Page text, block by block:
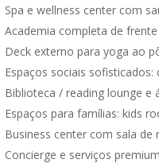
Spa e wellness center com
Academia completa de
Deck externo para yoga ao
Espaços sociais
Biblioteca / reading lounge e
Espaços para famílias: kids
Business center com sala
Concierge e serviços